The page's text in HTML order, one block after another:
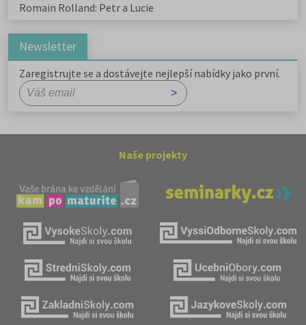
Romain Rolland: Petr a Lucie
Newsletter
Zaregistrujte se a dostávejte nejlepší nabídky jako první.
Naše projekty